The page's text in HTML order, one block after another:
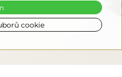
cookie